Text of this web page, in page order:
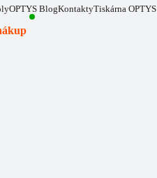
OPTYS BlogKontaktyTiskárna OPTYS